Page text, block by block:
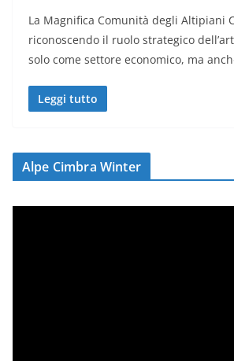
La Magnifica Comunità degli Altipiani
riconoscendo il ruolo strategico
solo come settore economico, ma
Leggi tutto
Alpe Cimbra Winter